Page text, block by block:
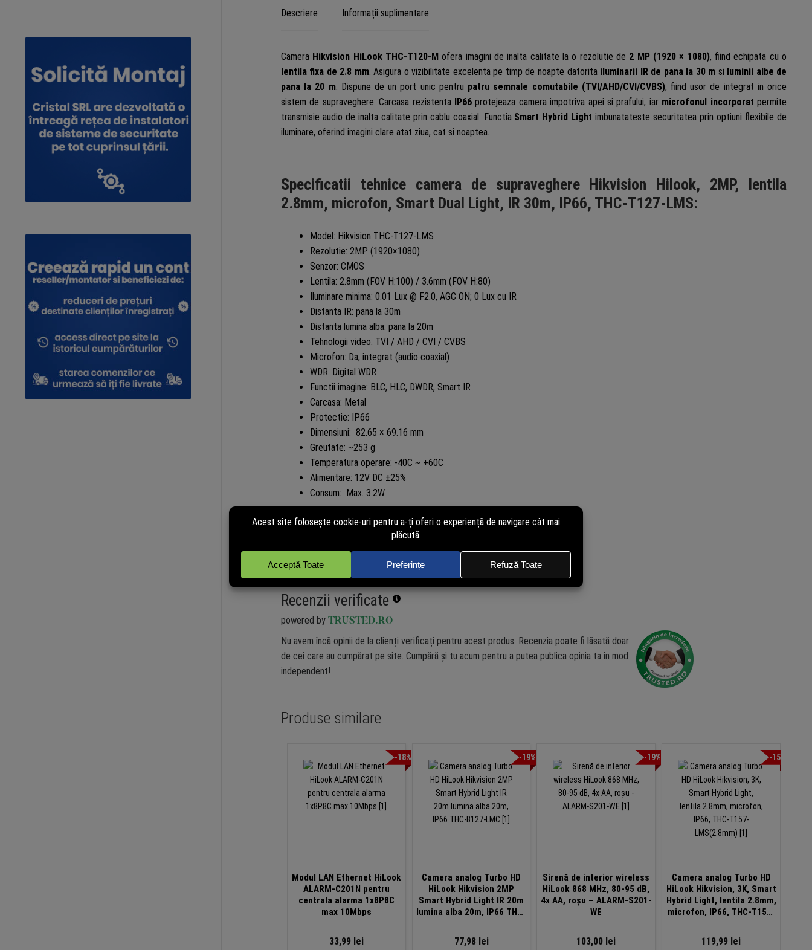
Descriere Informații suplimentare
Camera Hikvision HiLook THC-T120-Mofera imagini de inalta calitate la o rezolutie de 2 MP (1920 × 1080), fiind echipata cu o
lentila fixa de 2.8 mm. Asigura o vizibilitate excelenta pe timp de noapte datorita iluminarii IR de pana la 30 m si luminii albe de
pana la 20 m. Dispune de un port unic pentru patru semnale comutabile (TVI/AHD/CVI/CVBS), fiind usor de integrat in orice
sistem de supraveghere. Carcasa rezistenta IP66protejeaza camera impotriva apei si prafului, iar microfonul incorporat permite
transmisie audio de inalta calitate prin cablu coaxial. Functia Smart Hybrid Light imbunatateste securitatea prin optiuni flexibile de
iluminare, oferind imagini clare atat ziua, cat si noaptea.
Specificatii tehnice camera de supraveghere Hikvision Hilook, 2MP, lentila
2.8mm, microfon, Smart Dual Light, IR 30m, IP66, THC-T127-LMS:
Model: Hikvision THC-T127-LMS
Rezolutie: 2MP (1920×1080)
Senzor: CMOS
Lentila: 2.8mm (FOV H:100) / 3.6mm (FOV H:80)
Iluminare minima: 0.01 Lux @ F2.0, AGC ON; 0 Lux cu IR
Distanta IR: pana la 30m
Distanta lumina alba: pana la 20m
Tehnologii video: TVI / AHD / CVI / CVBS
Microfon: Da, integrat (audio coaxial)
WDR: Digital WDR
Functii imagine: BLC, HLC, DWDR, Smart IR
Carcasa: Metal
Protectie: IP66
Dimensiuni: 82.65 × 69.16 mm
Greutate: ~253 g
Temperatura operare: -40C ~ +60C
Alimentare: 12V DC ±25%
Consum: Max. 3.2W
Descarcati fisa tehnica
Recenzii verificate
powered by TRUSTED.RO
Nu avem încă opinii de la clienți verificați pentru acest produs. Recenzia poate fi lăsată doar
de cei care au cumpărat pe site. Cumpără și tu acum pentru a putea publica opinia ta în mod
independent!
Produse similare
-18%
Modul LAN Ethernet HiLook
ALARM-C201N pentru
centrala alarma 1x8P8C
max 10Mbps
33,99lei
-19%
Camera analog Turbo HD
HiLook Hikvision 2MP
Smart Hybrid Light IR 20m
lumina alba 20m, IP66 THC-
77,98lei
-19%
Sirenă de interior wireless
HiLook 868 MHz, 80-95 dB,
4x AA, roșu – ALARM-S201-
WE
103,00lei
-15%
Camera analog Turbo HD
HiLook Hikvision, 3K, Smart
Hybrid Light, lentila 2.8mm,
microfon, IP66, THC-T157-
119,99lei